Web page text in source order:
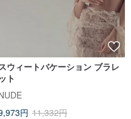
スウィートバケーション ブラレ
ット
円 11,332円